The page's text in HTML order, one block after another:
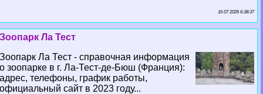
16 07 2026 6:38:37
Зоопарк Ла Тест
Зоопарк Ла Тест - справочная информация
о зоопарке в г. Ла-Тест-де-Бюш (Франция):
адрес, телефоны, график работы,
официальный сайт в 2023 году...